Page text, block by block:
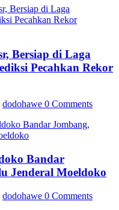
Bersiap di Laga
Pecahkan Rekor
dodohawe 0 Comments
Bandar
Jenderal Moeldoko
dodohawe 0 Comments